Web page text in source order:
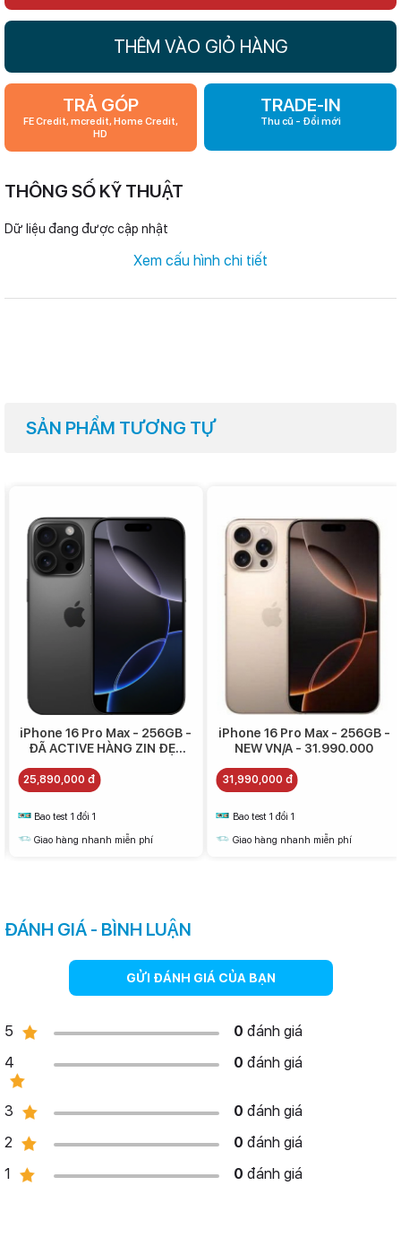
THÊM VÀO GIỎ HÀNG
TRẢ GÓP
FE Credit, mcredit, Home Credit,
HD
TRADE-IN
Thu cũ - Đổi mới
THÔNG SỐ KỸ THUẬT
Dữ liệu đang được cập nhật
Xem cấu hình chi tiết
SẢN PHẨM TƯƠNG TỰ
iPhone 16 Pro Max - 256GB -
ĐÃ ACTIVE HÀNG ZIN ĐẸP
25,890,000 đ
Bao test 1 đổi 1
Giao hàng nhanh miễn phí
iPhone 16 Pro Max - 256GB -
NEW VN/A - 31.990.000
31,990,000 đ
Bao test 1 đổi 1
Giao hàng nhanh miễn phí
ĐÁNH GIÁ - BÌNH LUẬN
GỬI ĐÁNH GIÁ CỦA BẠN
5 0 đánh giá
4
0 đánh giá
3 0 đánh giá
2
0 đánh giá
1
0 đánh giá